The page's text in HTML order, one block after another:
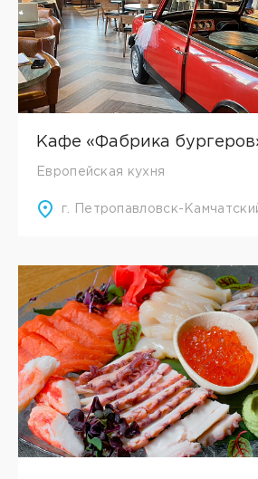
Кафе «Фабрика
Европейская кухня
г. Петропавловск-